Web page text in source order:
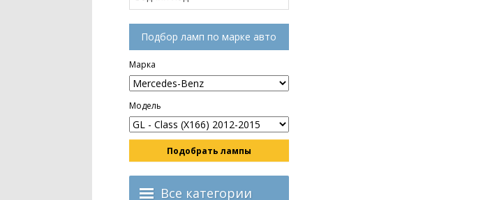
Подбор ламп по марке авто
Марка
Модель
Подобрать лампы
Все категории